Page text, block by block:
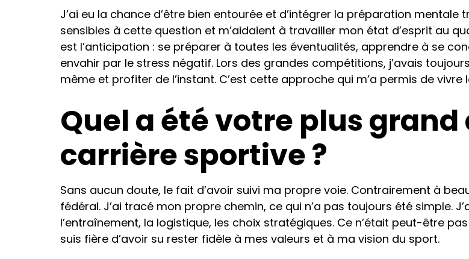
J’ai eu la chance d’être bien entourée et d’intégrer la préparation
sensibles à cette question et m’aidaient à travailler mon état d’esprit au
est l’anticipation : se préparer à toutes les éventualités, apprendre à se
envahir par le stress négatif. Lors des grandes compétitions, j’avais
même et profiter de l’instant. C’est cette approche qui m’a permis de
Quel a été votre plus
carrière sportive ?
Sans aucun doute, le fait d’avoir suivi ma propre voie. Contrairement à
fédéral. J’ai tracé mon propre chemin, ce qui n’a pas toujours été simple.
l’entraînement, la logistique, les choix stratégiques. Ce n’était peut-être
suis fière d’avoir su rester fidèle à mes valeurs et à ma vision du sport.